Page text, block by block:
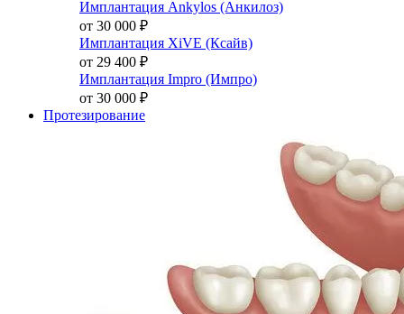
Имплантация Ankylos (Анкилоз)
от 30 000 ₽
Имплантация XiVE (Ксайв)
от 29 400 ₽
Имплантация Impro (Импро)
от 30 000 ₽
Протезирование